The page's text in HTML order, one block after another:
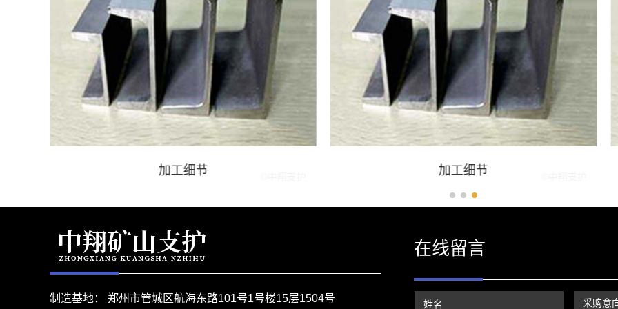
加工细节 加工细节
制造基地： 郑州市管城区航海东路101号1号楼15层1504号
在线留言